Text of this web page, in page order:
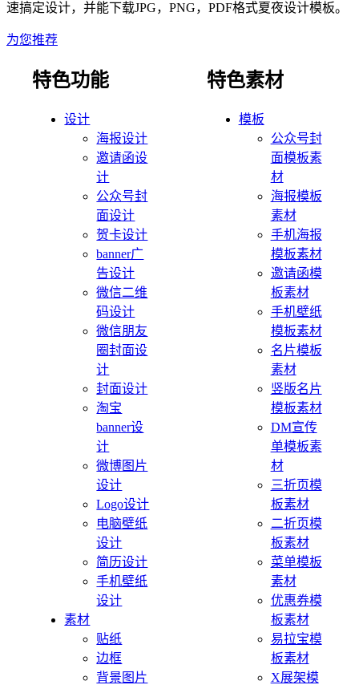
速搞定设计，并能下载JPG，PNG，PDF格式夏夜设计模板。
为您推荐
特色功能
设计
海报设计
邀请函设
计
公众号封
面设计
贺卡设计
banner广
告设计
微信二维
码设计
微信朋友
圈封面设
计
封面设计
淘宝
banner设
计
微博图片
设计
Logo设计
电脑壁纸
设计
简历设计
手机壁纸
设计
素材
贴纸
边框
背景图片
特色素材
模板
公众号封
面模板素
材
海报模板
素材
手机海报
模板素材
邀请函模
板素材
手机壁纸
模板素材
名片模板
素材
竖版名片
模板素材
DM宣传
单模板素
材
三折页模
板素材
二折页模
板素材
菜单模板
素材
优惠券模
板素材
易拉宝模
板素材
X展架模